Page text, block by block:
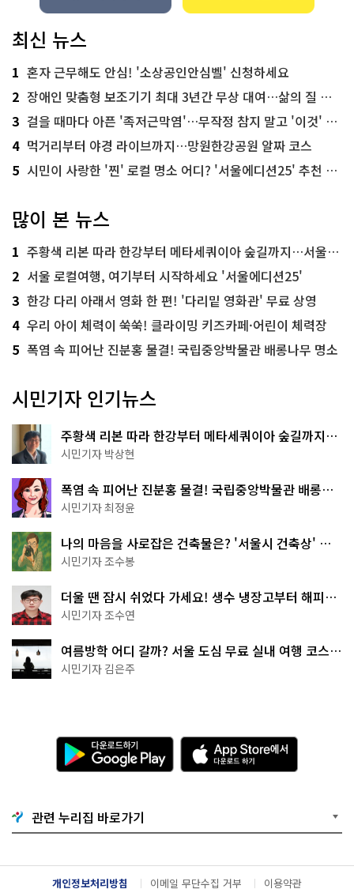
최신 뉴스
1 혼자 근무해도 안심! '소상공인안심벨' 신청하세요
2 장애인 맞춤형 보조기기 최대 3년간 무상 대여…삶의 질 높인다
3 걸을 때마다 아픈 '족저근막염'…무작정 참지 말고 '이것' 해보세요!
4 먹거리부터 야경 라이브까지…망원한강공원 알짜 코스
5 시민이 사랑한 '찐' 로컬 명소 어디? '서울에디션25' 추천 코스
많이 본 뉴스
1 주황색 리본 따라 한강부터 메타세쿼이아 숲길까지…서울둘레길 15코스
2 서울 로컬여행, 여기부터 시작하세요 '서울에디션25'
3 한강 다리 아래서 영화 한 편! '다리밑 영화관' 무료 상영
4 우리 아이 체력이 쑥쑥! 클라이밍 키즈카페·어린이 체력장
5 폭염 속 피어난 진분홍 물결! 국립중앙박물관 배롱나무 명소
시민기자 인기뉴스
주황색 리본 따라 한강부터 메타세쿼이아 숲길까지…
서울둘레길 15코스
시민기자 박상현
폭염 속 피어난 진분홍 물결! 국립중앙박물관 배롱나
무 명소
시민기자 최정윤
나의 마음을 사로잡은 건축물은? '서울시 건축상' 수
상작 공개!
시민기자 조수봉
더울 땐 잠시 쉬었다 가세요! 생수 냉장고부터 해피소
·무더위쉼터까지
시민기자 조수연
여름방학 어디 갈까? 서울 도심 무료 실내 여행 코스
추천
시민기자 김은주
다
운
로
기
G
o
g
l
A
p
p
e
서
다
관련 누리집 바로가기
개인정보처리방침 이메일 무단수집 거부 이용약관